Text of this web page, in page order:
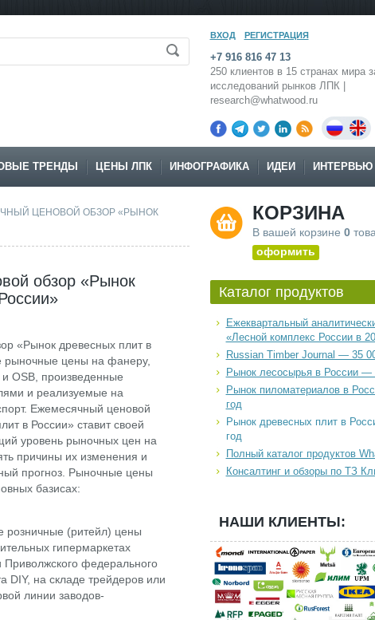
ВХОД РЕГИСТРАЦИЯ
+7 916 816 47 13
250 клиентов в 15 странах мира
исследований рынков ЛПК |
research@whatwood.ru
ТРЕНДЫ ЦЕНЫ ЛПК ИНФОГРАФИКА ИДЕИ ИНТЕРВЬЮ
ЦЕНОВОЙ ОБЗОР «РЫНОК
обзор «Рынок
«Рынок древесных плит в
рыночные цены на фанеру,
OSB, произведенные
и реализуемые на
Ежемесячный ценовой
в России» ставит своей
уровень рыночных цен на
причины их изменения и
прогноз. Рыночные цены
базисах:
розничные (ритейл) цены
гипермаркетах
федерального
DIY, на складе трейдеров или
линии заводов-
КОРЗИНА
В вашей корзине 0
оформить
Каталог продуктов
Ежеквартальный
«Лесной комплекс России в
Russian Timber Journal — 35
Рынок лесосырья в России —
Рынок пиломатериалов в
год
Рынок древесных плит в
год
Полный каталог продуктов
Консалтинг и обзоры по ТЗ
НАШИ КЛИЕНТЫ: